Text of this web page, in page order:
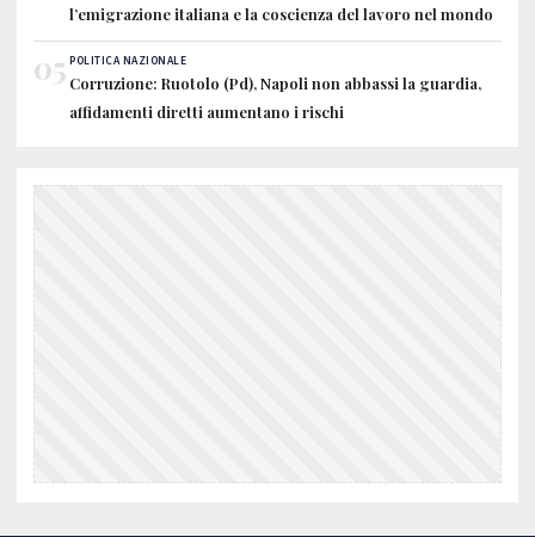
l’emigrazione italiana e la coscienza del lavoro nel mondo
05 POLITICA NAZIONALE
Corruzione: Ruotolo (Pd), Napoli non abbassi la guardia,
affidamenti diretti aumentano i rischi